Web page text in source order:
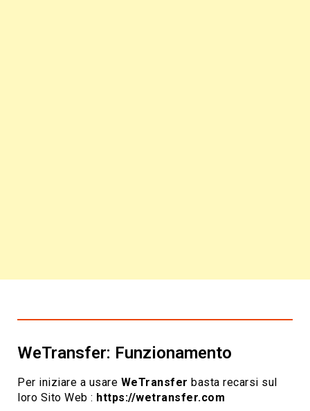
WeTransfer: Funzionamento
Per iniziare a usare WeTransfer basta recarsi sul
loro Sito Web : https://wetransfer.com